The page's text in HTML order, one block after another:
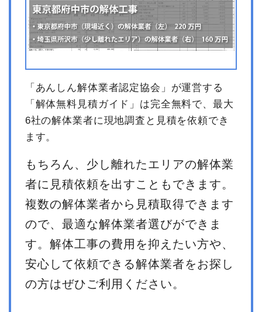
「あんしん解体業者認定協会」が運営する
「解体無料見積ガイド」は完全無料で、最大
6社の解体業者に現地調査と見積を依頼でき
ます。
もちろん、少し離れたエリアの解体業
者に見積依頼を出すこともできます。
複数の解体業者から見積取得できます
ので、最適な解体業者選びができま
す。解体工事の費用を抑えたい方や、
安心して依頼できる解体業者をお探し
の方はぜひご利用ください。